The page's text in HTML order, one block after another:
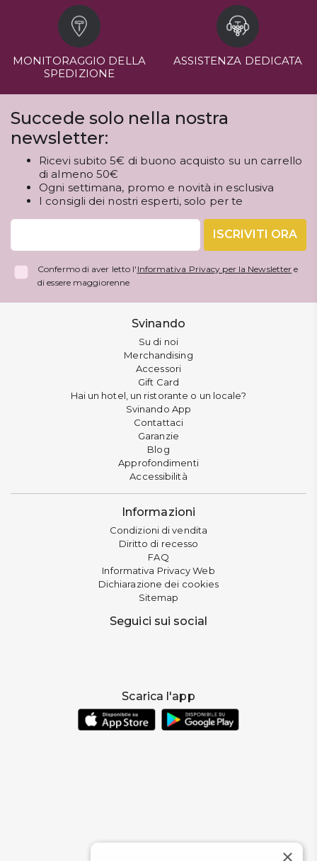
MONITORAGGIO DELLA
SPEDIZIONE
ASSISTENZA DEDICATA
Succede solo nella nostra
newsletter:
Ricevi subito 5€ di buono acquisto su un carrello
di almeno 50€
Ogni settimana, promo e novità in esclusiva
I consigli dei nostri esperti, solo per te
ISCRIVITI ORA
Confermo di aver letto l' Informativa Privacy per la Newsletter e
di essere maggiorenne
Svinando
Su di noi
Merchandising
Accessori
Gift Card
Hai un hotel, un ristorante o un locale?
Svinando App
Contattaci
Garanzie
Blog
Approfondimenti
Accessibilità
Informazioni
Condizioni di vendita
Diritto di recesso
FAQ
Informativa Privacy Web
Dichiarazione dei cookies
Sitemap
Seguici sui social
Scarica l'app